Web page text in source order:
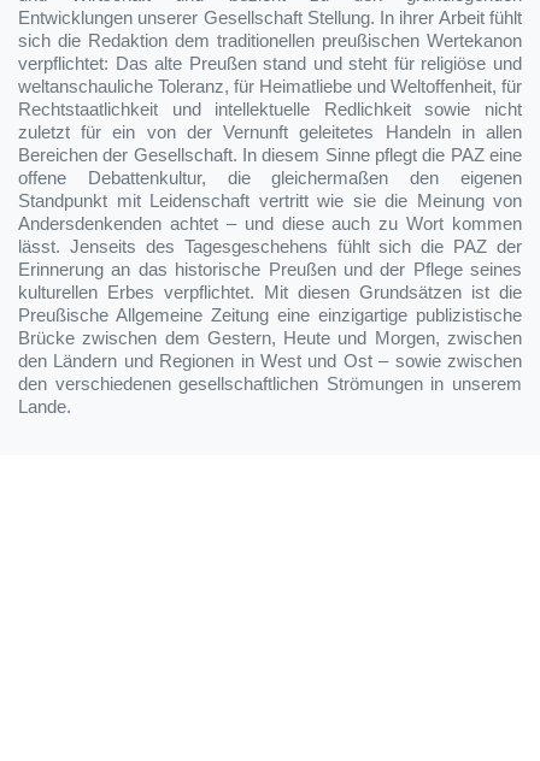
Entwicklungen unserer Gesellschaft Stellung. In ihrer Arbeit fühlt
sich die Redaktion dem traditionellen preußischen Wertekanon
verpflichtet: Das alte Preußen stand und steht für religiöse und
weltanschauliche Toleranz, für Heimatliebe und Weltoffenheit, für
Rechtstaatlichkeit und intellektuelle Redlichkeit sowie nicht
zuletzt für ein von der Vernunft geleitetes Handeln in allen
Bereichen der Gesellschaft. In diesem Sinne pflegt die PAZ eine
offene Debattenkultur, die gleichermaßen den eigenen
Standpunkt mit Leidenschaft vertritt wie sie die Meinung von
Andersdenkenden achtet – und diese auch zu Wort kommen
lässt. Jenseits des Tagesgeschehens fühlt sich die PAZ der
Erinnerung an das historische Preußen und der Pflege seines
kulturellen Erbes verpflichtet. Mit diesen Grundsätzen ist die
Preußische Allgemeine Zeitung eine einzigartige publizistische
Brücke zwischen dem Gestern, Heute und Morgen, zwischen
den Ländern und Regionen in West und Ost – sowie zwischen
den verschiedenen gesellschaftlichen Strömungen in unserem
Lande.